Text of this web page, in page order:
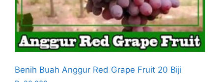
Benih Buah Anggur Red Grape Fruit 20 Biji